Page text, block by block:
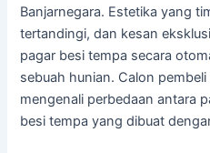
Banjarnegara. Estetika yang
tertandingi, dan kesan
pagar besi tempa secara
sebuah hunian. Calon
mengenali perbedaan antara
besi tempa yang dibuat